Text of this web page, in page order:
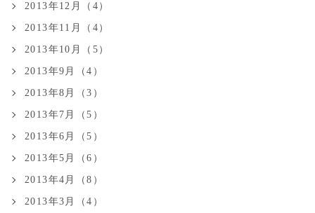
2013年12月（4）
2013年11月（4）
2013年10月（5）
2013年9月（4）
2013年8月（3）
2013年7月（5）
2013年6月（5）
2013年5月（6）
2013年4月（8）
2013年3月（4）